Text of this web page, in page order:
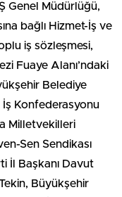
Genel Müdürlüğü,
bağlı Hizmet-İş ve
iş sözleşmesi,
Fuaye Alanı’ndaki
Belediye
İş Konfederasyonu
Milletvekilleri
Sen Sendikası
İl Başkanı Davut
Büyükşehir